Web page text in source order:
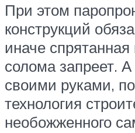
При этом
конструкций
иначе спрятанная
солома запреет.
своими руками,
технология
необожженного